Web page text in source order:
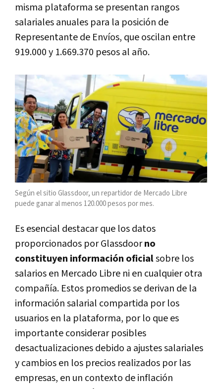
misma plataforma se presentan rangos
salariales anuales para la posición de
Representante de Envíos, que oscilan entre
919.000 y 1.669.370 pesos al año.
Según el sitio Glassdoor, un repartidor de Mercado Libre
puede ganar al menos 120.000 pesos por mes.
Es esencial destacar que los datos
proporcionados por Glassdoorno
constituyen información oficialsobre los
salarios en Mercado Libre ni en cualquier otra
compañía. Estos promedios se derivan de la
información salarial compartida por los
usuarios en la plataforma, por lo que es
importante considerar posibles
desactualizaciones debido a ajustes salariales
y cambios en los precios realizados por las
empresas, en un contexto de inflación